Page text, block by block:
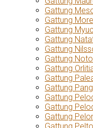
Gattung
Gattung
Gattung
Gattung
Gattung
Gattung
Gattung
Gattung
Gattung
Gattung
Gattung
Gattung